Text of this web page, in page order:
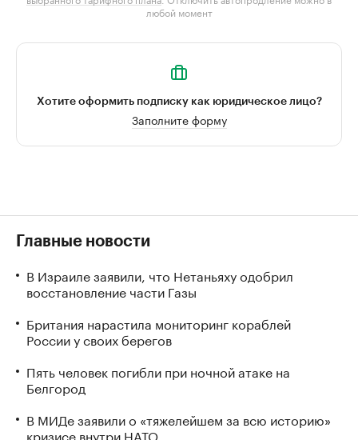
любой момент
Хотите оформить подписку как юридическое лицо?
Заполните форму
Главные новости
В Израиле заявили, что Нетаньяху одобрил
восстановление части Газы
Британия нарастила мониторинг кораблей
России у своих берегов
Пять человек погибли при ночной атаке на
Белгород
В МИДе заявили о «тяжелейшем за всю историю»
кризисе внутри НАТО